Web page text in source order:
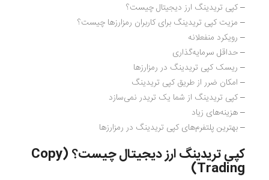
– کپی تریدینگ ارز دیجیتال چیست؟
– مزیت کپی تریدینگ برای کاربران رمزارزها چیست؟
– رویکرد منفعلانه
– حداقل سرمایه‌گذاری
– ریسک کپی تریدینگ در رمزارزها
– امکان ضرر از طریق کپی تریدینگ
– کپی تریدینگ از شما یک تریدر نمی‌سازد
– هزینه‌های زیاد
– بهترین پلتفرم‌های کپی تریدینگ در رمزارزها
کپی تریدینگ ارز دیجیتال چیست؟ (Copy
Trading)